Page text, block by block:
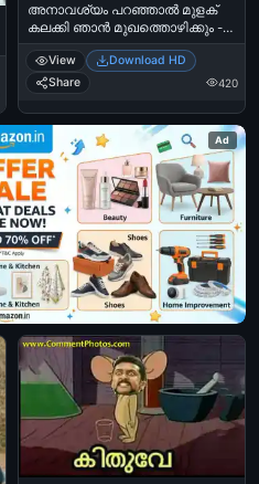
അനാവശ്യം പറഞ്ഞാല്‍ മുളക്
കലക്കി ഞാന്‍ മുഖത്തൊഴിക്കും -
ശോശന്ന - അമേന്‍ - Anavashyam
Paranjaal Mulaku Kalakki Njaan
Mukhathozhikkum - Shoshanna,
Swetha Reddy in Amen
View
Download HD
Share
420
Ad